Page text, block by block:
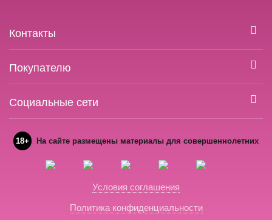
Контакты
Покупателю
Социальные сети
18+ На сайте размещены материалы для совершеннолетних
Условия соглашения
Политика конфиденциальности